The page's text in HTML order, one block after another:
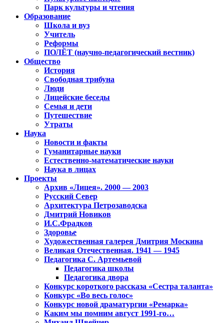
Парк культуры и чтения
Образование
Школа и вуз
Учитель
Реформы
ПОЛЁТ (научно-педагогический вестник)
Общество
История
Свободная трибуна
Люди
Лицейские беседы
Семья и дети
Путешествие
Утраты
Наука
Новости и факты
Гуманитарные науки
Естественно-математические науки
Наука в лицах
Проекты
Архив «Лицея». 2000 — 2003
Русский Север
Архитектура Петрозаводска
Дмитрий Новиков
И.С.Фрадков
Здоровье
Художественная галерея Дмитрия Москина
Великая Отечественная. 1941 — 1945
Педагогика С. Артемьевой
Педагогика школы
Педагогика двора
Конкурс короткого рассказа «Сестра таланта»
Конкурс «Во весь голос»
Конкурс новой драматургии «Ремарка»
Каким мы помним август 1991-го…